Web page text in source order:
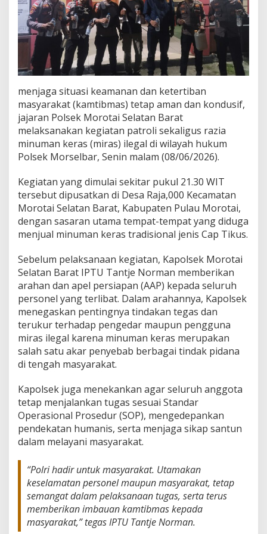
I
e
g
l
D
m
u
s
n
a
h
k
n
menjaga situasi keamanan dan ketertiban
masyarakat (kamtibmas) tetap aman dan kondusif,
jajaran Polsek Morotai Selatan Barat
melaksanakan kegiatan patroli sekaligus razia
minuman keras (miras) ilegal di wilayah hukum
Polsek Morselbar, Senin malam (08/06/2026).
Kegiatan yang dimulai sekitar pukul 21.30 WIT
tersebut dipusatkan di Desa Raja,000 Kecamatan
Morotai Selatan Barat, Kabupaten Pulau Morotai,
dengan sasaran utama tempat-tempat yang diduga
menjual minuman keras tradisional jenis Cap Tikus.
Sebelum pelaksanaan kegiatan, Kapolsek Morotai
Selatan Barat IPTU Tantje Norman memberikan
arahan dan apel persiapan (AAP) kepada seluruh
personel yang terlibat. Dalam arahannya, Kapolsek
menegaskan pentingnya tindakan tegas dan
terukur terhadap pengedar maupun pengguna
miras ilegal karena minuman keras merupakan
salah satu akar penyebab berbagai tindak pidana
di tengah masyarakat.
Kapolsek juga menekankan agar seluruh anggota
tetap menjalankan tugas sesuai Standar
Operasional Prosedur (SOP), mengedepankan
pendekatan humanis, serta menjaga sikap santun
dalam melayani masyarakat.
“Polri hadir untuk masyarakat. Utamakan
keselamatan personel maupun masyarakat, tetap
semangat dalam pelaksanaan tugas, serta terus
memberikan imbauan kamtibmas kepada
masyarakat,” tegas IPTU Tantje Norman.